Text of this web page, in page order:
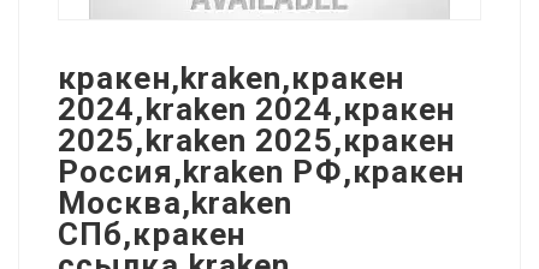
кракен,kraken,кракен
2024,kraken 2024,кракен
2025,kraken 2025,кракен
Россия,kraken РФ,кракен
Москва,kraken
СПб,кракен